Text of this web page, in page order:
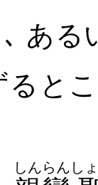
､ ある
る​と
しんらん し